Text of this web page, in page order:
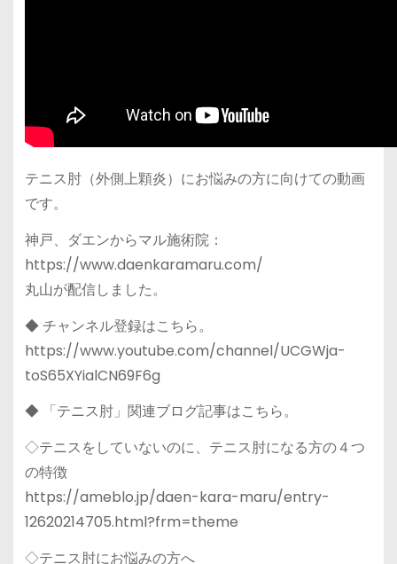
テニス肘（外側上顆炎）にお悩みの方に向けての動画
です。
神戸、ダエンからマル施術院：
https://www.daenkaramaru.com/
丸山が配信しました。
◆ チャンネル登録はこちら。
https://www.youtube.com/channel/UCGWja-
toS65XYialCN69F6g
◆ 「テニス肘」関連ブログ記事はこちら。
◇テニスをしていないのに、テニス肘になる方の４つ
の特徴
https://ameblo.jp/daen-kara-maru/entry-
12620214705.html?frm=theme
◇テニス肘にお悩みの方へ